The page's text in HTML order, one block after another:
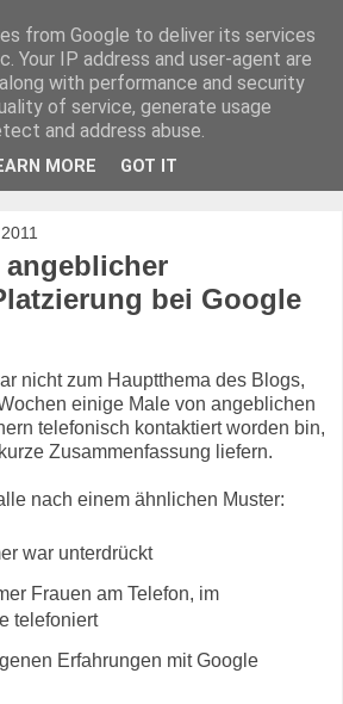
und was
wichtig ist
Bildagenturen.
bei Google
nicht zum Hauptthema des Blogs,
einige Male von angeblichen
telefonisch kontaktiert worden bin,
Zusammenfassung liefern.
nach einem ähnlichen Muster:
war unterdrückt
Frauen am Telefon, im
telefoniert
Erfahrungen mit Google
from Google to deliver its services
Your IP address and user-agent are
with performance and security
of service, generate usage
and address abuse.
MORE GOT IT